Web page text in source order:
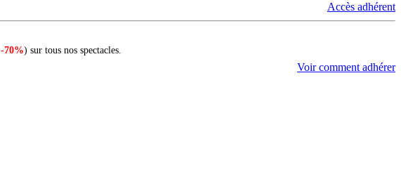
Accès adhérent
-70%) sur tous nos spectacles.
Voir comment adhérer